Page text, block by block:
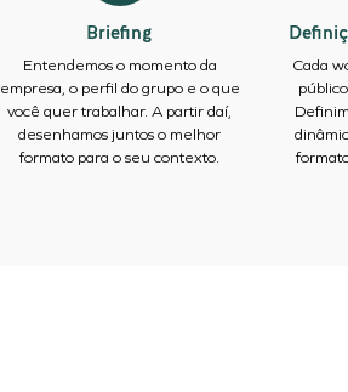
Briefing
Entendemos o momento da
empresa, o perfil do grupo e o que
você quer trabalhar. A partir daí,
desenhamos juntos o melhor
formato para o seu contexto.
Cada